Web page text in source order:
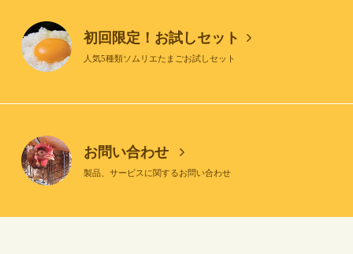
初回限定！お試しセット
人気5種類ソムリエたまごお試しセット
お問い合わせ
製品、サービスに関するお問い合わせ